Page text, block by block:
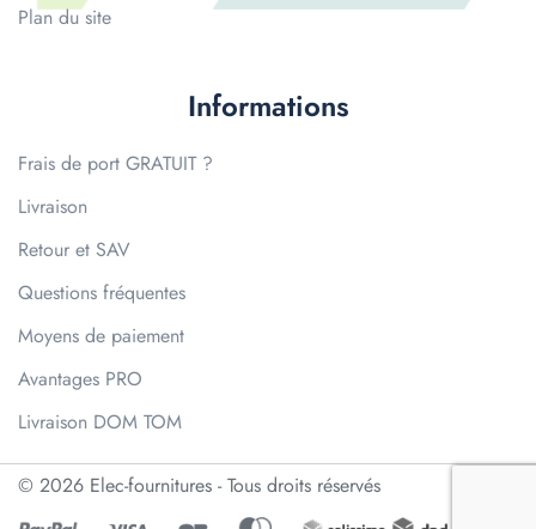
Plan du site
Informations
Frais de port GRATUIT ?
Livraison
Retour et SAV
Questions fréquentes
Moyens de paiement
Avantages PRO
Livraison DOM TOM
© 2026 Elec-fournitures - Tous droits réservés